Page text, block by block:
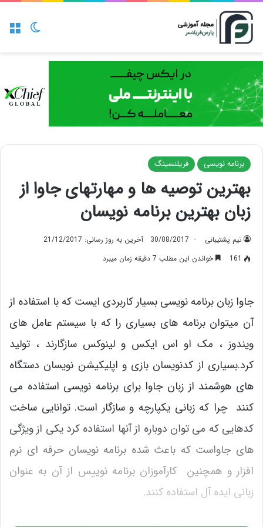
تغییر
برنامه نویسی فریلنسینگ
بهترین توصیه ها و مهارتهای جاوا از
زبان بهترین برنامه نویسان
تیم پشتیبانی 30/08/2017
آخرین به روز رسانی: 21/12/2017
161
خواندن این مطلب 7 دقیقه زمان میبرد
جاوا زبان برنامه نویسی بسیار کاربردی ایست که با استفاده از
آن میتوان برنامه های بسیاری را که با سیستم عامل های
ویندوز ، مک او اس ایکس و لینوکس سازگارند ، تولید
کرد.بسیاری از کدنویسان بازی و اپلیکیشن نویسان دستگاه
های هوشمند از زبان جاوا برای برنامه نویسی استفاده می
کنند چرا که زبانی یکپارچه و سازگار است. توانایی ساخت
کدهایی که می توان دوباره از آنها استفاده کرد یکی از ویژگی
های جاواست که باعث شده برنامه نویسان حرفه ای نرم
افزار و همچنین کارآموزان برنامه نوییس از آن به عنوان
زبانی ایده آل استفاده کنند.